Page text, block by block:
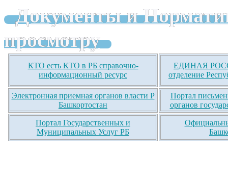
Документы и
просмотру
КТО есть КТО в РБ справочно-
информационный ресурс
ЕДИНАЯ
отделение
Электронная приемная органов власти Р
Башкортостан
Портал
органов
Портал Государственных и
Муниципальных Услуг РБ